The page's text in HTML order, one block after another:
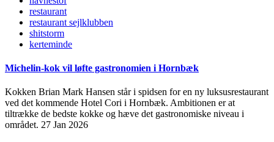
restaurant
restaurant sejlklubben
shitstorm
kerteminde
Michelin-kok vil løfte gastronomien i Hornbæk
Kokken Brian Mark Hansen står i spidsen for en ny luksusrestaurant
ved det kommende Hotel Cori i Hornbæk. Ambitionen er at
tiltrække de bedste kokke og hæve det gastronomiske niveau i
området. 27 Jan 2026